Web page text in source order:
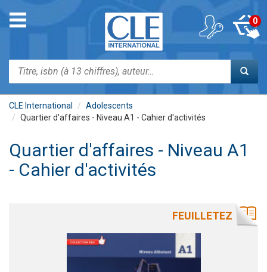
contenu
Toggle
navigation
Rechercher
0
CLE International
Adolescents
Quartier d'affaires - Niveau A1 - Cahier d'activités
Quartier d'affaires - Niveau A1
- Cahier d'activités
FEUILLETEZ